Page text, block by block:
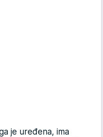
je uređena, ima